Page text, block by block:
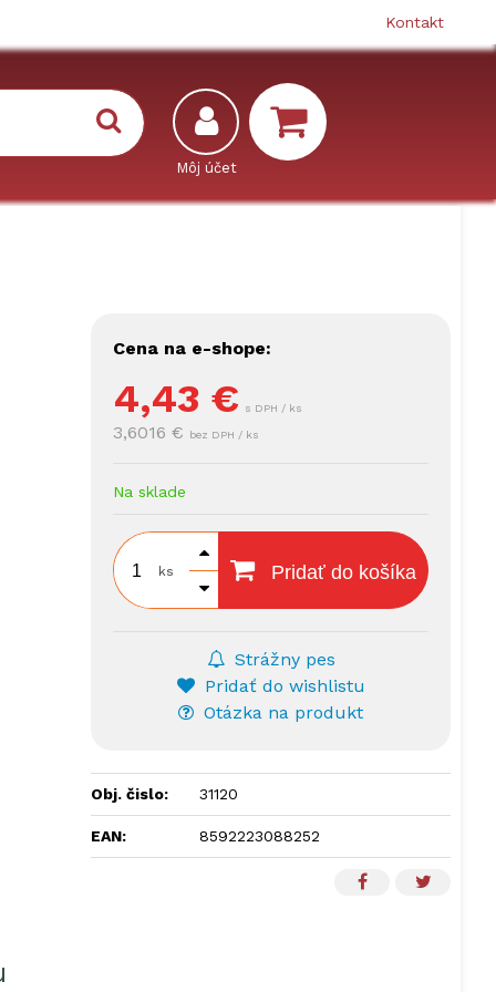
Kontakt
Cena na e-shope:
4,43 € s DPH / ks
3,6016 € bez DPH / ks
Na sklade
ks Pridať do košíka
Strážny pes
Pridať do wishlistu
Otázka na produkt
Obj. čislo: 31120
EAN: 8592223088252